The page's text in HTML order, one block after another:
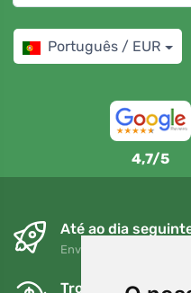
Português / EUR
4,7/5
Até ao dia
Envio gratuito para
Trocas e